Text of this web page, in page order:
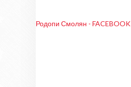
Родопи Смолян - FACEBOOK